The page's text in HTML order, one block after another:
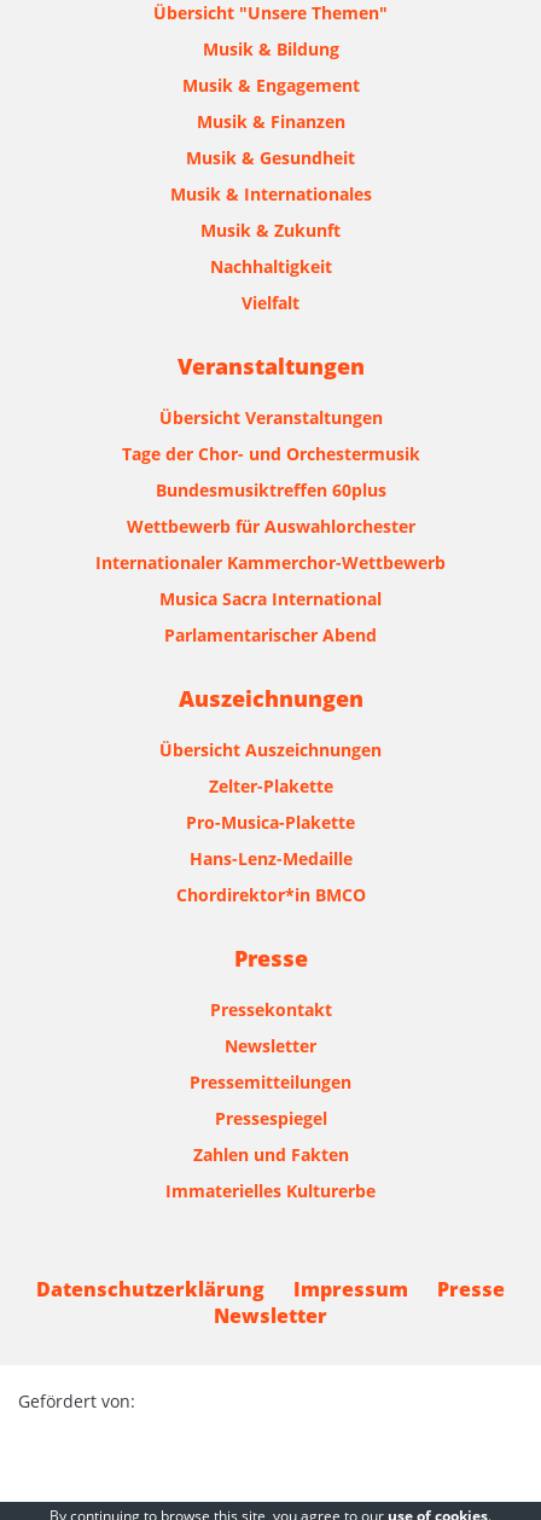
Übersicht "Unsere Themen"
Musik & Bildung
Musik & Engagement
Musik & Finanzen
Musik & Gesundheit
Musik & Internationales
Musik & Zukunft
Nachhaltigkeit
Vielfalt
Veranstaltungen
Übersicht Veranstaltungen
Tage der Chor- und Orchestermusik
Bundesmusiktreffen 60plus
Wettbewerb für Auswahlorchester
Internationaler Kammerchor-Wettbewerb
Musica Sacra International
Parlamentarischer Abend
Auszeichnungen
Übersicht Auszeichnungen
Zelter-Plakette
Pro-Musica-Plakette
Hans-Lenz-Medaille
Chordirektor*in BMCO
Presse
Pressekontakt
Newsletter
Pressemitteilungen
Pressespiegel
Zahlen und Fakten
Immaterielles Kulturerbe
Datenschutzerklärung Impressum
Presse
Newsletter
Gefördert von:
By continuing to browse this site, you agree to our use of cookies.